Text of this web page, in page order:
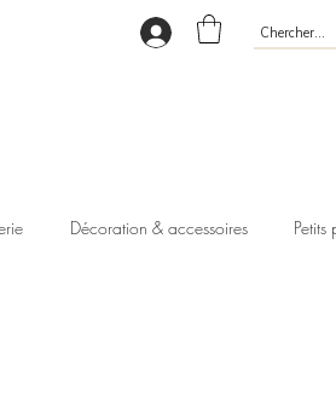
Décoration & accessoires Petits